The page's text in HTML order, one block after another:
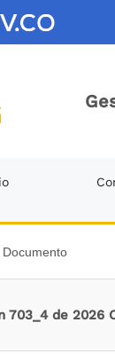
Documento
703_4 de 2026